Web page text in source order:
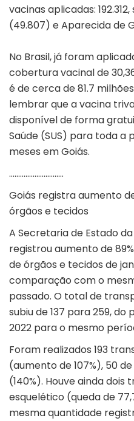
vacinas aplicadas:
(49.807) e Aparecida de
No Brasil, já foram
cobertura vacinal de
é de cerca de 81.7
lembrar que a vacina
disponível de forma
Saúde (SUS) para toda a
meses em Goiás.
…………………………
Goiás registra aumento
órgãos e tecidos
A Secretaria de Estado
registrou aumento de
de órgãos e tecidos de
comparação com o
passado. O total de
subiu de 137 para 259,
2022 para o mesmo
Foram realizados 193
(aumento de 107%), 50
(140%). Houve ainda
esquelético (queda de
mesma quantidade